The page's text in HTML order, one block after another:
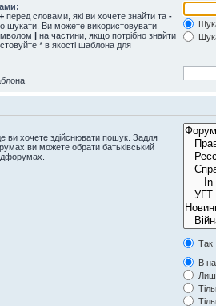
+ перед словами, які ви хочете знайти та -
шукати. Ви можете використовувати
| на частини, якщо потрібно знайти
* в якості шаблона для
хочете здійснювати пошук. Задля
ви можете обрати батьківський
Так
В